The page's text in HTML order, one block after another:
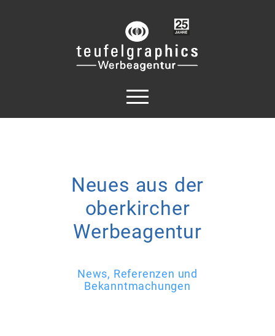
Neues aus der
oberkircher
Werbeagentur
News, Referenzen und
Bekanntmachungen